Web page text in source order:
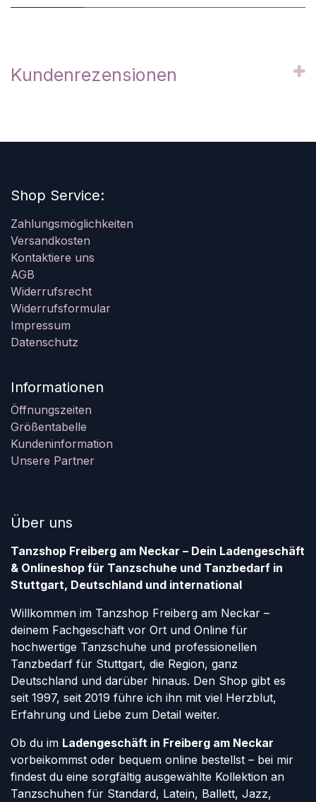
Kundenrezensionen
Shop Service:
Zahlungsmöglichkeiten
Versandkosten
Kontaktiere uns
AGB
Widerrufsrecht
Widerrufsformular
Impressum
Datenschutz
Informationen
Öffnungszeiten
Größentabelle
Kundeninformation
Unsere Partner
Über uns
Tanzshop Freiberg am Neckar – Dein Ladengeschäft
& Onlineshop für Tanzschuhe und Tanzbedarf in
Stuttgart, Deutschland und international
Willkommen im Tanzshop Freiberg am Neckar –
deinem Fachgeschäft vor Ort und Online für
hochwertige Tanzschuhe und professionellen
Tanzbedarf für Stuttgart, die Region, ganz
Deutschland und darüber hinaus. Den Shop gibt es
seit 1997, seit 2019 führe ich ihn mit viel Herzblut,
Erfahrung und Liebe zum Detail weiter.
Ob du im Ladengeschäft in Freiberg am Neckar
vorbeikommst oder bequem online bestellst – bei mir
findest du eine sorgfältig ausgewählte Kollektion an
Tanzschuhen für Standard, Latein, Ballett, Jazz,